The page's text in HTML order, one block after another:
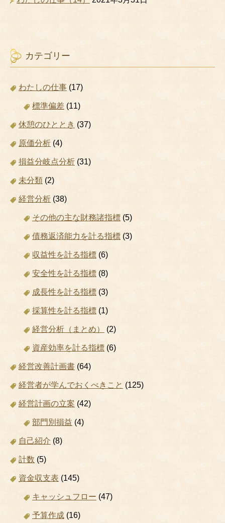
カテゴリー
わたしの仕事 (17)
標準偏差 (11)
休憩のひととき (37)
原価分析 (4)
損益分岐点分析 (31)
未分類 (2)
経営分析 (38)
その他の主な財務諸指標 (5)
債務返済能力を計る指標 (3)
収益性を計る指標 (6)
安全性を計る指標 (8)
成長性を計る指標 (3)
採算性を計る指標 (1)
経営分析（まとめ） (2)
資産効率を計る指標 (6)
経営改善計画書 (64)
経営者が学んでおくべきこと (125)
経営計画の立案 (42)
部門別損益 (4)
自己紹介 (8)
計数 (5)
資金収支表 (145)
キャッシュフロー (47)
予算作成 (16)